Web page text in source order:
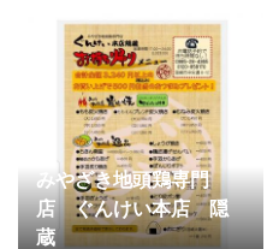
みやざき地頭鶏専門
店 ぐんけい本店 隠
蔵